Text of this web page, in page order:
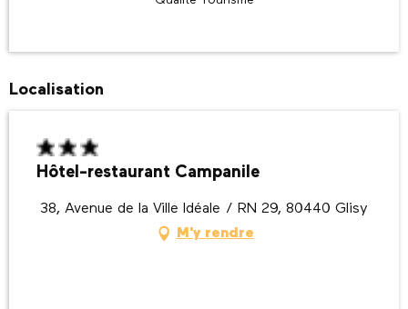
Localisation
Hôtel-restaurant Campanile
38, Avenue de la Ville Idéale / RN 29, 80440 Glisy
M'y rendre